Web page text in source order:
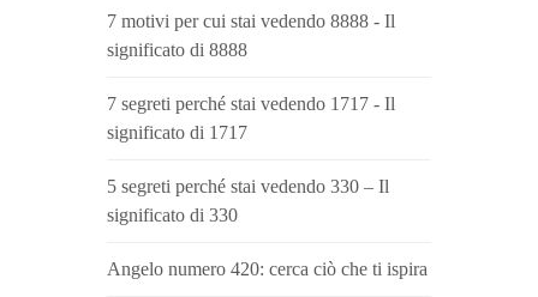
7 motivi per cui stai vedendo 8888 - Il
significato di 8888
7 segreti perché stai vedendo 1717 - Il
significato di 1717
5 segreti perché stai vedendo 330 – Il
significato di 330
Angelo numero 420: cerca ciò che ti ispira